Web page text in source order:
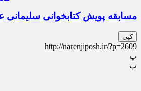
مسابقه پویش کتابخوانی سلیمانی
کپی
http://narenjiposh.ir/?p=2609
پ
پ